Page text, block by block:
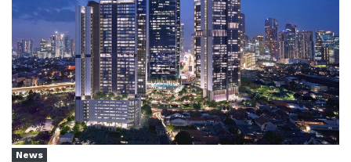
News